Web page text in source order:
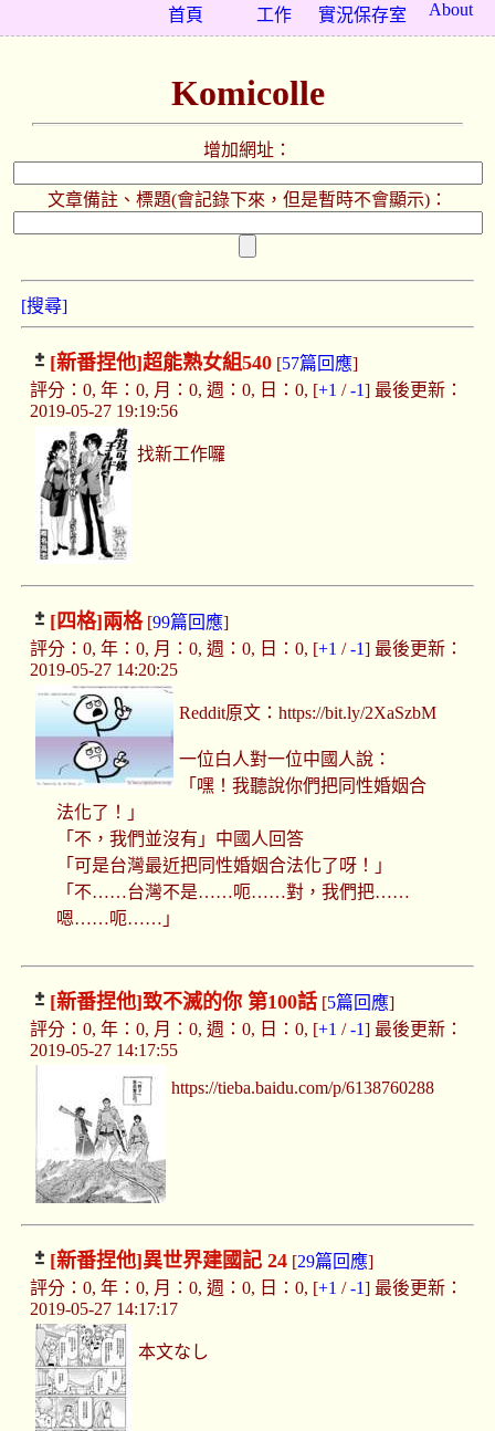
About
實況保存室
工作
首頁
Komicolle
增加網址：
文章備註、標題(會記錄下來，但是暫時不會顯示)：
[搜尋]
[新番捏他]超能熟女組540[57篇回應]
評分：0, 年：0, 月：0, 週：0, 日：0, [+1 /-1] 最後更新：
2019-05-27 19:19:56
找新工作囉
[四格]兩格[99篇回應]
評分：0, 年：0, 月：0, 週：0, 日：0, [+1 /-1] 最後更新：
2019-05-27 14:20:25
Reddit原文：https://bit.ly/2XaSzbM
一位白人對一位中國人說：
「嘿！我聽說你們把同性婚姻合
法化了！」
「不，我們並沒有」中國人回答
「可是台灣最近把同性婚姻合法化了呀！」
「不……台灣不是……呃……對，我們把……
嗯……呃……」
[新番捏他]致不滅的你 第100話[5篇回應]
評分：0, 年：0, 月：0, 週：0, 日：0, [+1 /-1] 最後更新：
2019-05-27 14:17:55
https://tieba.baidu.com/p/6138760288
[新番捏他]異世界建國記 24[29篇回應]
評分：0, 年：0, 月：0, 週：0, 日：0, [+1 /-1] 最後更新：
2019-05-27 14:17:17
本文なし